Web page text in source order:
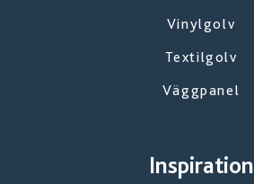
Vinylgolv
Textilgolv
Väggpanel
Inspiration